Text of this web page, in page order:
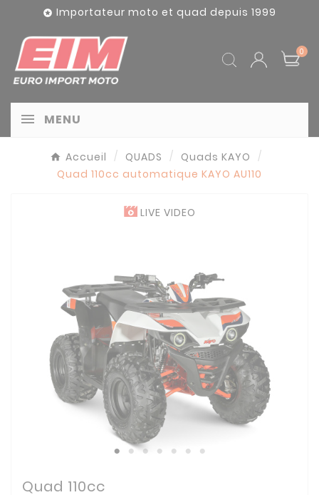
 Importateur moto et quad depuis 1999
0
MENU
Accueil QUADS
Quads KAYO
Quad 110cc automatique KAYO AU110
LIVE VIDEO
Quad 110cc
Panneau de gestion des cookies